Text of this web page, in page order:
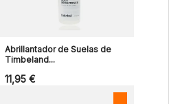
Abrillantador de Suelas de
Timbeland...
11,95 €